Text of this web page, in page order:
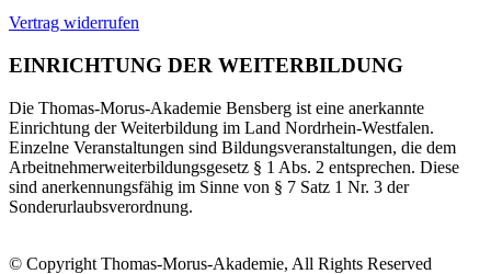
Vertrag widerrufen
EINRICHTUNG DER WEITERBILDUNG
Die Thomas-Morus-Akademie Bensberg ist eine anerkannte
Einrichtung der Weiterbildung im Land Nordrhein-Westfalen.
Einzelne Veranstaltungen sind Bildungsveranstaltungen, die dem
Arbeitnehmerweiterbildungsgesetz § 1 Abs. 2 entsprechen. Diese
sind anerkennungsfähig im Sinne von § 7 Satz 1 Nr. 3 der
Sonderurlaubsverordnung.
© Copyright Thomas-Morus-Akademie, All Rights Reserved